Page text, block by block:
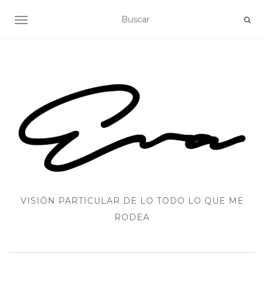
ALTERNAR NAVEGACIÓN
VISIÓN PARTICULAR DE LO TODO LO QUE ME
RODEA